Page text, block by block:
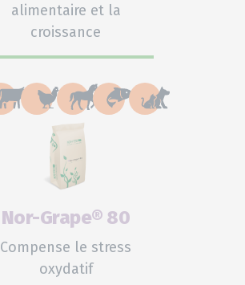
alimentaire et la
croissance
Nor-Grape® 80
Compense le stress
oxydatif